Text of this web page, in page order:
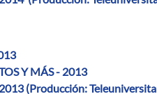
Y MÁS - 2013
(Producción: